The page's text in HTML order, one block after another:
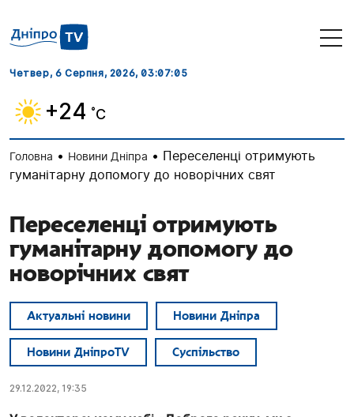
Четвер, 6 Серпня, 2026, 03:07:06
+24 ˚C
Головна • Новини Дніпра • Переселенці отримують
гуманітарну допомогу до новорічних свят
Переселенці отримують
гуманітарну допомогу до
новорічних свят
Актуальні новини Новини Дніпра
Новини ДніпроTV Суспільство
29.12.2022, 19:35